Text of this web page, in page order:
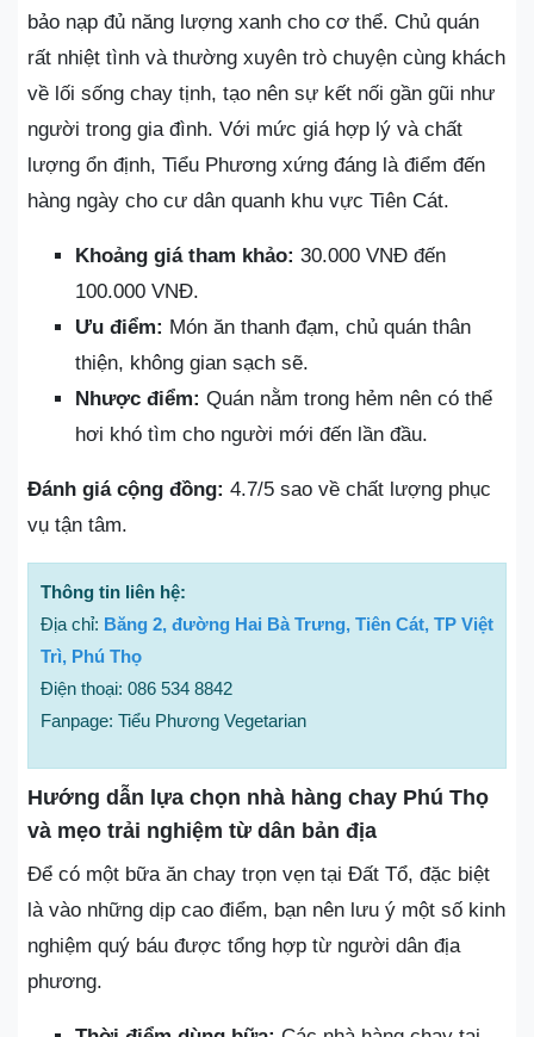
bảo nạp đủ năng lượng xanh cho cơ thể. Chủ quán
rất nhiệt tình và thường xuyên trò chuyện cùng khách
về lối sống chay tịnh, tạo nên sự kết nối gần gũi như
người trong gia đình. Với mức giá hợp lý và chất
lượng ổn định, Tiểu Phương xứng đáng là điểm đến
hàng ngày cho cư dân quanh khu vực Tiên Cát.
Khoảng giá tham khảo: 30.000 VNĐ đến
100.000 VNĐ.
Ưu điểm: Món ăn thanh đạm, chủ quán thân
thiện, không gian sạch sẽ.
Nhược điểm: Quán nằm trong hẻm nên có thể
hơi khó tìm cho người mới đến lần đầu.
Đánh giá cộng đồng: 4.7/5 sao về chất lượng phục
vụ tận tâm.
Thông tin liên hệ:
Địa chỉ: Băng 2, đường Hai Bà Trưng, Tiên Cát, TP Việt
Trì, Phú Thọ
Điện thoại: 086 534 8842
Fanpage: Tiểu Phương Vegetarian
Hướng dẫn lựa chọn nhà hàng chay Phú Thọ
và mẹo trải nghiệm từ dân bản địa
Để có một bữa ăn chay trọn vẹn tại Đất Tổ, đặc biệt
là vào những dịp cao điểm, bạn nên lưu ý một số kinh
nghiệm quý báu được tổng hợp từ người dân địa
phương.